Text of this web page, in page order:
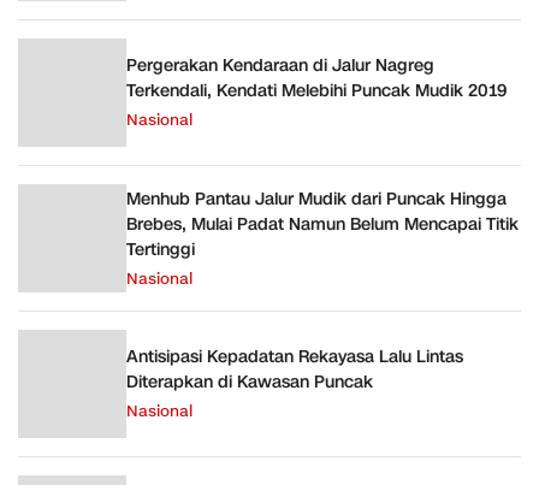
Pergerakan Kendaraan di Jalur Nagreg
Terkendali, Kendati Melebihi Puncak Mudik 2019
Nasional
Menhub Pantau Jalur Mudik dari Puncak Hingga
Brebes, Mulai Padat Namun Belum Mencapai Titik
Tertinggi
Nasional
Antisipasi Kepadatan Rekayasa Lalu Lintas
Diterapkan di Kawasan Puncak
Nasional